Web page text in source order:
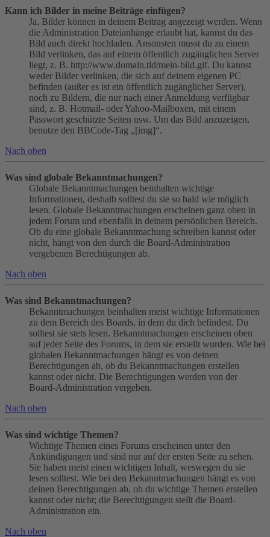
Kann ich Bilder in meine Beiträge einfügen?
Ja, Bilder können in deinem Beitrag angezeigt werden. Wenn
die Administration Dateianhänge erlaubt hat, kannst du das
Bild auch direkt hochladen. Ansonsten musst du zu einem
Bild verlinken, das auf einem öffentlich zugänglichen Server
liegt, z. B. http://www.domain.tld/mein-bild.gif. Du kannst
weder Bilder verlinken, die sich auf deinem eigenen PC
befinden (außer es ist ein öffentlich zugänglicher Server),
noch zu Bildern, die nur nach einer Anmeldung verfügbar
sind, z. B. Hotmail- oder Yahoo-Mailboxen, mit einem
Passwort geschützte Seiten usw. Um das Bild anzuzeigen,
benutze den BBCode-Tag „[img]“.
Nach oben
Was sind globale Bekanntmachungen?
Globale Bekanntmachungen beinhalten wichtige
Informationen, deshalb solltest du sie so bald wie möglich
lesen. Globale Bekanntmachungen erscheinen ganz oben in
jedem Forum und ebenfalls in deinem persönlichen Bereich.
Ob du eine globale Bekanntmachung schreiben kannst oder
nicht, hängt von den durch die Board-Administration
vergebenen Berechtigungen ab.
Nach oben
Was sind Bekanntmachungen?
Bekanntmachungen beinhalten meist wichtige Informationen
zu dem Bereich des Boards, in dem du dich befindest. Du
solltest sie stets lesen. Bekanntmachungen erscheinen oben
auf jeder Seite des Forums, in dem sie erstellt wurden. Wie bei
globalen Bekanntmachungen hängt es von deinen
Berechtigungen ab, ob du Bekanntmachungen erstellen
kannst oder nicht. Die Berechtigungen werden von der
Board-Administration vergeben.
Nach oben
Was sind wichtige Themen?
Wichtige Themen eines Forums erscheinen unter den
Ankündigungen und sind nur auf der ersten Seite zu sehen.
Sie haben meist einen wichtigen Inhalt, weswegen du sie
lesen solltest. Wie bei den Bekanntmachungen hängt es von
deinen Berechtigungen ab, ob du wichtige Themen erstellen
kannst oder nicht; die Berechtigungen stellt die Board-
Administration ein.
Nach oben